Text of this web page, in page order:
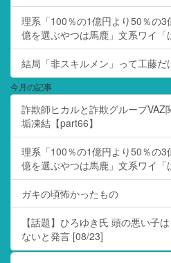
理系「100％の1億円より50％の3
億を選ぶやつは馬鹿」文系ワイ「
結局「非スキルメン」って工藤だ
今月の記事
詐欺師ヒカルと詐欺グループVAZ
垢凍結【part66】
理系「100％の1億円より50％の3
億を選ぶやつは馬鹿」文系ワイ「
ガキの頃怖かったもの
【話題】ひろゆき氏 頭の悪い子
ないと発言 [08/23]